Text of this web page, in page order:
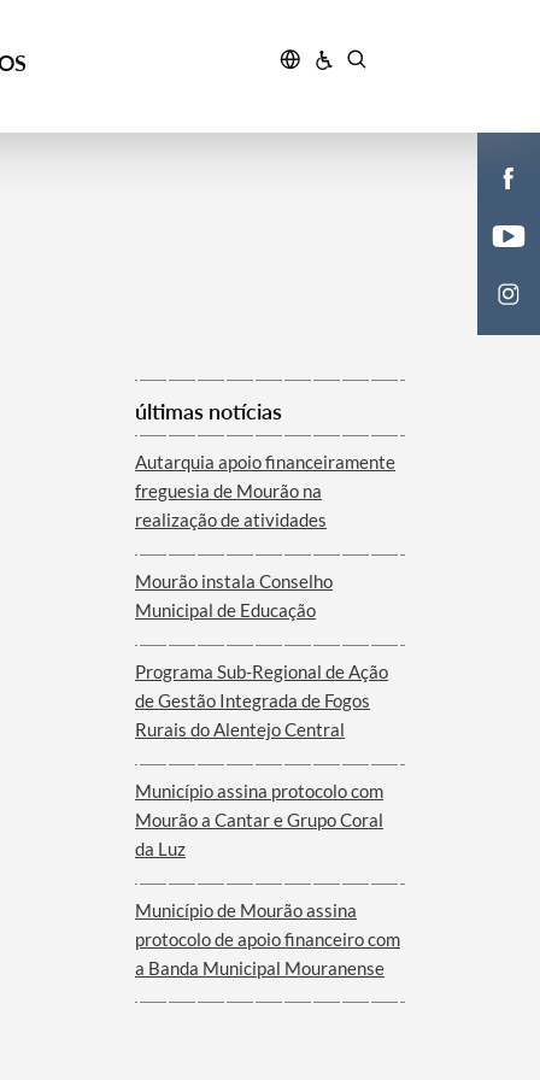
últimas notícias
Autarquia apoio financeiramente
freguesia de Mourão na
realização de atividades
Mourão instala Conselho
Municipal de Educação
Programa Sub-Regional de Ação
de Gestão Integrada de Fogos
Rurais do Alentejo Central
Município assina protocolo com
Mourão a Cantar e Grupo Coral
da Luz
Município de Mourão assina
protocolo de apoio financeiro com
a Banda Municipal Mouranense